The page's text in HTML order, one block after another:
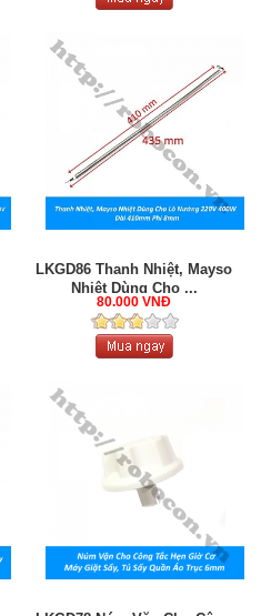
LKGD86 Thanh Nhiệt, Mayso
Nhiệt Dùng Cho ...
80.000 VNĐ